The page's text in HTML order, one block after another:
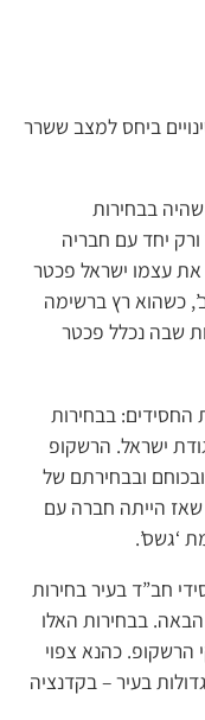
ביחס למצב ששרר
בבחירות
יחד עם חבריה
את עצמו ישראל פכטר
כשהוא רץ ברשימה
שבה נכלל פכטר
החסידים: בבחירות
ישראל. הרשקופ
ובבחירתם של
הייתה חברה עם
‘גשס’.
חב”ד בעיר בחירות
בבחירות האלו
הרשקופ. כהנא צפוי
בעיר – בקדנציה